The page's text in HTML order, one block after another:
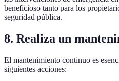
beneficioso tanto para los
seguridad pública.
8. Realiza un
El mantenimiento continuo es
siguientes acciones: